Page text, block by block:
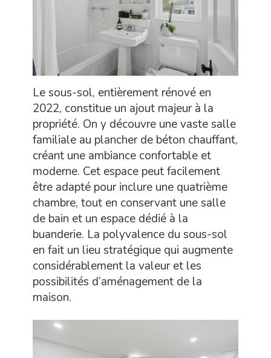
Le sous-sol, entièrement rénové en
2022, constitue un ajout majeur à la
propriété. On y découvre une vaste salle
familiale au plancher de béton chauffant,
créant une ambiance confortable et
moderne. Cet espace peut facilement
être adapté pour inclure une quatrième
chambre, tout en conservant une salle
de bain et un espace dédié à la
buanderie. La polyvalence du sous-sol
en fait un lieu stratégique qui augmente
considérablement la valeur et les
possibilités d’aménagement de la
maison.